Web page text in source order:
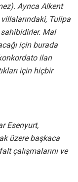
Ayrıca Alkent
Tulipa
Mal
için burada
ilan
için hiçbir
Esenyurt,
üzere başkaca
çalışmalarını ve